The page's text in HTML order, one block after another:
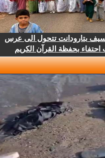
بتارودانت تتحول الى عرس
بحفظة القرآن الكريم